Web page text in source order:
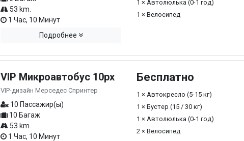
53 km.
1 Час, 10 Минут
Подробнее
1 × Автолюлька (0-1 год)
1 × Велосипед
VIP Микроавтобус 10px
VIP-дизайн Мерседес Спринтер
10 Пассажир(ы)
10 Багаж
53 km.
1 Час, 10 Минут
Бесплатно
1 × Автокресло (5-15 кг)
1 × Бустер (15 / 30 кг)
1 × Автолюлька (0-1 год)
2 × Велосипед